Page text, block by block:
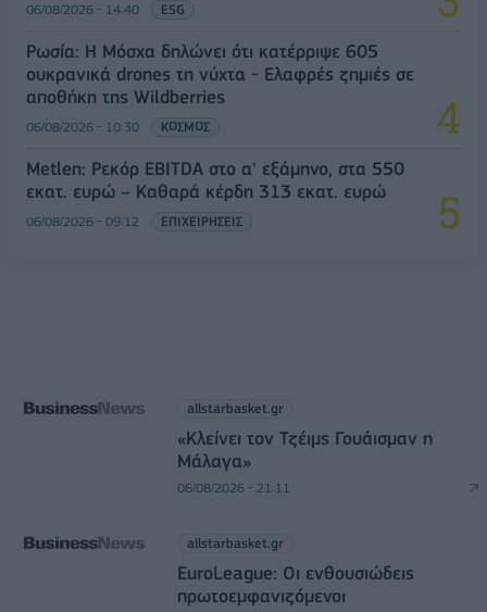
06/08/2026 - 14:40 ESG
Ρωσία: Η Μόσχα δηλώνει ότι κατέρριψε 605
ουκρανικά drones τη νύχτα - Ελαφρές ζημιές σε
αποθήκη της Wildberries
06/08/2026 - 10:30 ΚΟΣΜΟΣ
Metlen: Ρεκόρ EBITDA στο α' εξάμηνο, στα 550
εκατ. ευρώ – Καθαρά κέρδη 313 εκατ. ευρώ
06/08/2026 - 09:12 ΕΠΙΧΕΙΡΗΣΕΙΣ
allstarbasket.gr
«Κλείνει τον Τζέιμς Γουάισμαν η
Μάλαγα»
06/08/2026 - 21:11
allstarbasket.gr
EuroLeague: Οι ενθουσιώδεις
πρωτοεμφανιζόμενοι